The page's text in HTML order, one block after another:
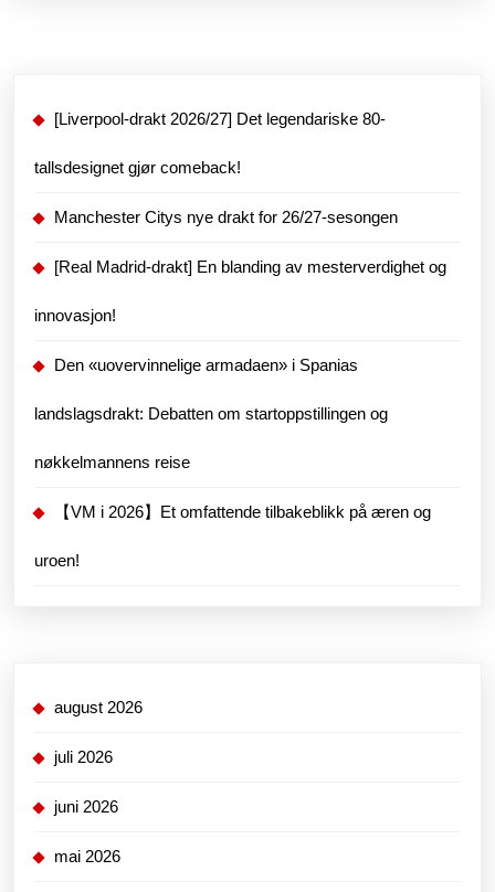
[Liverpool-drakt 2026/27] Det legendariske 80-
tallsdesignet gjør comeback!
Manchester Citys nye drakt for 26/27-sesongen
[Real Madrid-drakt] En blanding av mesterverdighet og
innovasjon!
Den «uovervinnelige armadaen» i Spanias
landslagsdrakt: Debatten om startoppstillingen og
nøkkelmannens reise
【VM i 2026】Et omfattende tilbakeblikk på æren og
uroen!
august 2026
juli 2026
juni 2026
mai 2026